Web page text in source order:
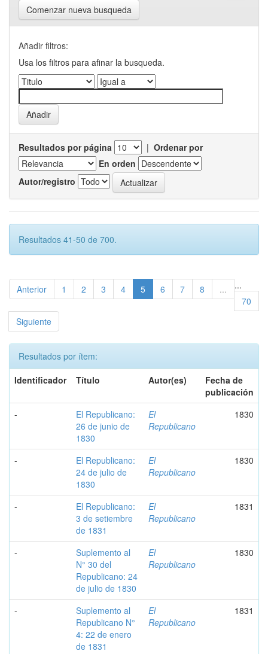
Comenzar nueva busqueda
Añadir filtros:
Usa los filtros para afinar la busqueda.
Resultados por página | Ordenar por
En orden
Autor/registro
Resultados 41-50 de 700.
Anterior 1 ...
2 3 4 5 6 7 8
...
70
Siguiente
Resultados por ítem:
Identificador
Título Autor(es)
Fecha de
publicación
-
El Republicano:
26 de junio de
1830
El
Republicano
1830
-
El Republicano:
24 de julio de
1830
El
Republicano
1830
-
El Republicano:
3 de setiembre
de 1831
El
Republicano
1831
-
Suplemento al
N° 30 del
Republicano: 24
de julio de 1830
El
Republicano
1830
-
Suplemento al
Republicano N°
4: 22 de enero
de 1831
El
Republicano
1831